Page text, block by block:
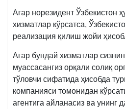
2-
илова
15-
Агар норезидент Ўзбекистон
хизматлар кўрсатса,
реализация қилиш жойи
Агар бундай хизматлар
муассасангиз орқали солиқ
тўловчи сифатида ҳисобда
компанияси томонидан
агентига айланасиз ва унинг